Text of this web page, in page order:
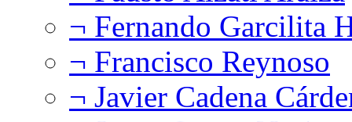
¬ Fernando Garcilita
¬ Francisco Reynoso
¬ Javier Cadena